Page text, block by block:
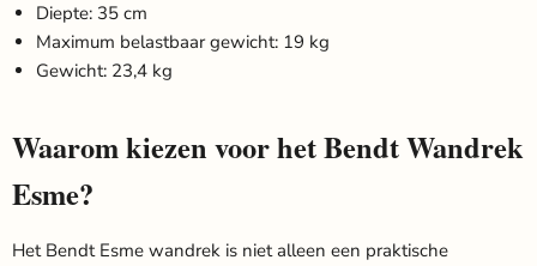
Diepte: 35 cm
Maximum belastbaar gewicht: 19 kg
Gewicht: 23,4 kg
Waarom kiezen voor het Bendt Wandrek
Esme?
Het Bendt Esme wandrek is niet alleen een praktische